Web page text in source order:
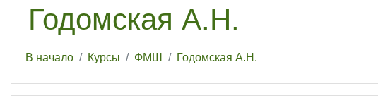
Годомская А.Н.
В начало Курсы ФМШ Годомская А.Н.